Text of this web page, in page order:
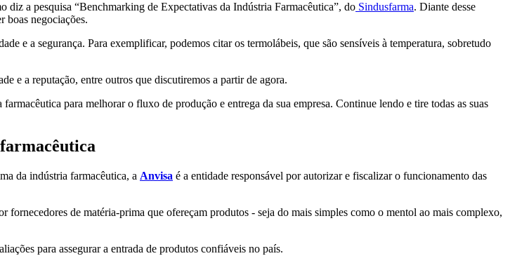
a pesquisa “Benchmarking de Expectativas da Indústria Farmacêutica”, do Sindusfarma. Diante desse
boas negociações.
e a segurança. Para exemplificar, podemos citar os termolábeis, que são sensíveis à temperatura, sobretudo
e a reputação, entre outros que discutiremos a partir de agora.
para melhorar o fluxo de produção e entrega da sua empresa. Continue lendo e tire todas as suas
da indústria farmacêutica, a Anvisa é a entidade responsável por autorizar e fiscalizar o funcionamento das
de matéria-prima que ofereçam produtos - seja do mais simples como o mentol ao mais complexo,
para assegurar a entrada de produtos confiáveis no país.